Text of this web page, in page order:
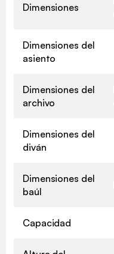
Dimensiones
Dimensiones del
asiento
Dimensiones del
archivo
Dimensiones del
diván
Dimensiones del
baúl
Capacidad